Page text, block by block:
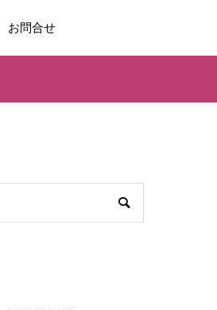
お問合せ